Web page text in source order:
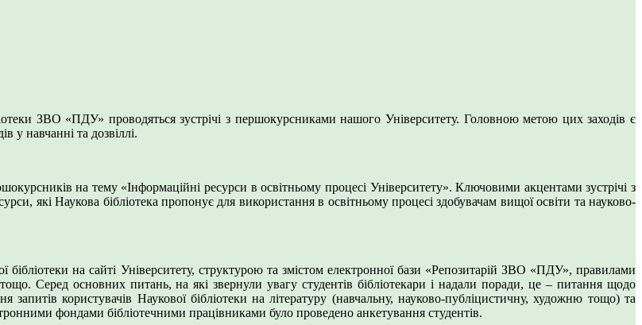
ЗВО «ПДУ» проводяться зустрічі з першокурсниками нашого Університету. Головною метою цих заходів є
у навчанні та дозвіллі.
на тему «Інформаційні ресурси в освітньому процесі Університету». Ключовими акцентами зустрічі з
які Наукова бібліотека пропонує для використання в освітньому процесі здобувачам вищої освіти та науково-
бібліотеки на сайті Університету, структурою та змістом електронної бази «Репозитарій ЗВО «ПДУ», правилами
тощо. Серед основних питань, на які звернули увагу студентів бібліотекари і надали поради, це – питання щодо
користувачів Наукової бібліотеки на літературу (навчальну, науково-публіцистичну, художню тощо) та
фондами бібліотечними працівниками було проведено анкетування студентів.